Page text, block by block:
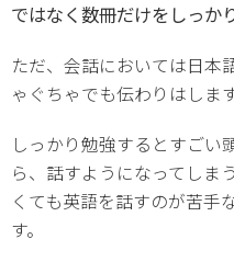
ではなく数冊だけをしっか
ただ、会話においては日本
ゃぐちゃでも伝わりはしま
しっかり勉強するとすごい
ら、話すようになってしま
くても英語を話すのが苦手
す。